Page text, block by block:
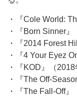
・『Cole World:
・『Born Sinner』
・『2014 Forest
・『4 Your Eyez
・『KOD』（2018
・『The Off-
・『The Fall-Off』